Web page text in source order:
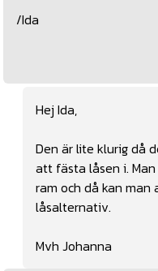
/Ida
Hej Ida,
Den är lite klurig då
att fästa låsen i.
ram och då kan man
låsalternativ.
Mvh Johanna